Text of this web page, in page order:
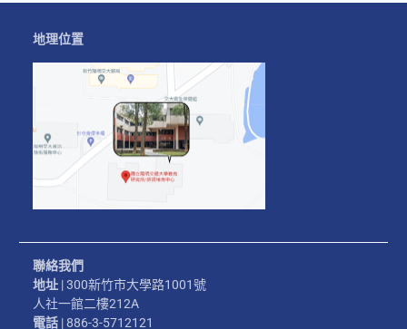
地理位置
聯絡我們
地址 | 300新竹市大學路1001號
人社一館二樓212A
電話 | 886-3-5712121